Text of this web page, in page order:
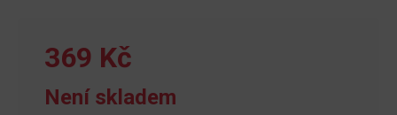
369 Kč
Není skladem